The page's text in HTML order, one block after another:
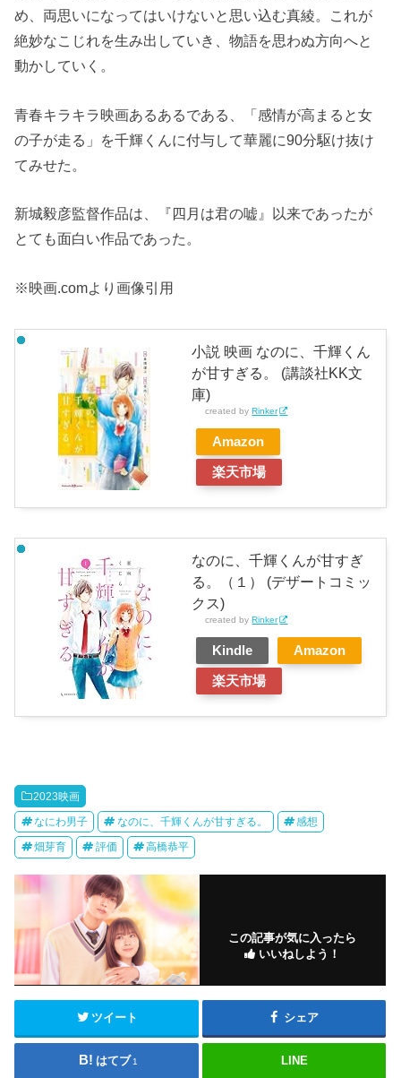
め、両思いになってはいけないと思い込む真綾。これが
絶妙なこじれを生み出していき、物語を思わぬ方向へと
動かしていく。
青春キラキラ映画あるあるである、「感情が高まると女
の子が走る」を千輝くんに付与して華麗に90分駆け抜け
てみせた。
新城毅彦監督作品は、『四月は君の嘘』以来であったが
とても面白い作品であった。
※映画.comより画像引用
小説 映画 なのに、千輝くん
が甘すぎる。 (講談社KK文
庫)
created by Rinker
Amazon
楽天市場
なのに、千輝くんが甘すぎ
る。（１） (デザートコミッ
クス)
created by Rinker
Kindle Amazon
楽天市場
2023映画
なにわ男子 なのに、千輝くんが甘すぎる。 感想
畑芽育 評価 高橋恭平
この記事が気に入ったら
いいねしよう！
ツイート シェア
はてブ 1 LINE